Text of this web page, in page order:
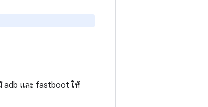
adb และ fastboot ให้